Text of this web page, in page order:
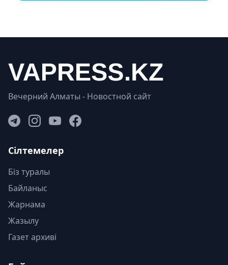
Вечерний Алматы - Новостной сайт
Сілтемелер
Біз туралы
Байланыс
Жарнама
Жазылу
Газет архиві